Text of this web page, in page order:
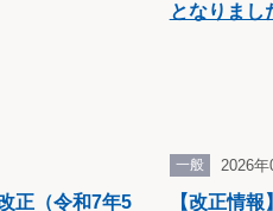
となりまし
正（令和7年5
一般 2026年
【改正情